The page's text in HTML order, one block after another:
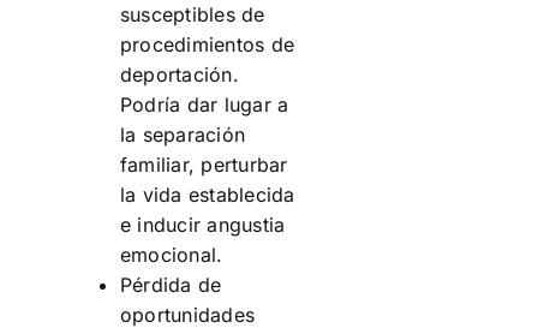
susceptibles de
procedimientos de
deportación.
Podría dar lugar a
la separación
familiar, perturbar
la vida establecida
e inducir angustia
emocional.
Pérdida de
oportunidades